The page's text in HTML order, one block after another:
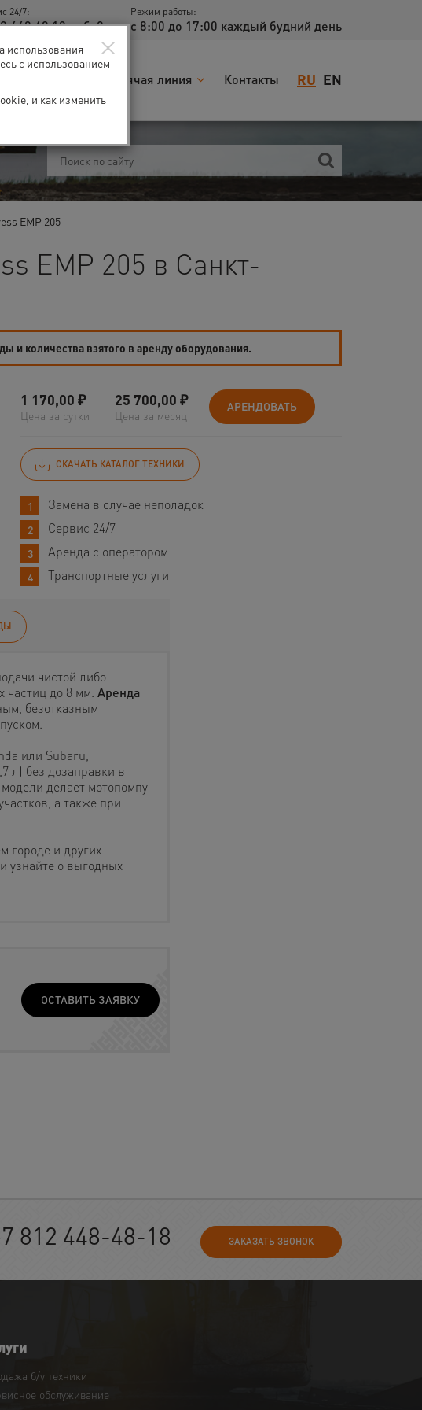
24/7:
448 48 18 доб. 2
Режим работы:
с 8:00 до 17:00 каждый будний день
RU EN
Горячая линия Контакты
EMP 205
EMP 205 в Санкт-
и количества взятого в аренду оборудования.
1 170,00 ₽
Цена за сутки
25 700,00 ₽
Цена за месяц
АРЕНДОВАТЬ
СКАЧАТЬ КАТАЛОГ ТЕХНИКИ
Замена в случае неполадок
Сервис 24/7
Аренда с оператором
Транспортные услуги
чистой либо
до 8 мм. Аренда
безотказным
или Subaru,
л) без дозаправки в
делает мотопомпу
а также при
городе и других
узнайте о выгодных
ОСТАВИТЬ ЗАЯВКУ
812 448-48-18 ЗАКАЗАТЬ ЗВОНОК
б/у техники
обслуживание
×
использования
с использованием
и как изменить